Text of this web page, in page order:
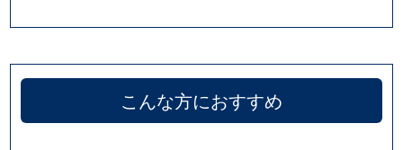
こんな方におすすめ